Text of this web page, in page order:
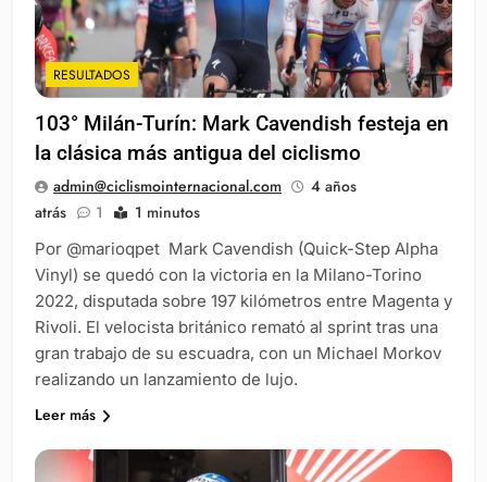
RESULTADOS
103° Milán-Turín: Mark Cavendish festeja en
la clásica más antigua del ciclismo
admin@ciclismointernacional.com
4 años
atrás
1 1 minutos
Por @marioqpet Mark Cavendish (Quick-Step Alpha
Vinyl) se quedó con la victoria en la Milano-Torino
2022, disputada sobre 197 kilómetros entre Magenta y
Rivoli. El velocista británico remató al sprint tras una
gran trabajo de su escuadra, con un Michael Morkov
realizando un lanzamiento de lujo.
Leer más